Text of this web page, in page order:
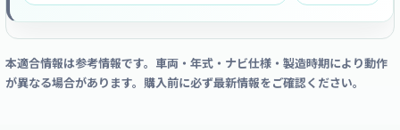
本適合情報は参考情報です。車両・年式・ナビ仕様・製造時期により動作
が異なる場合があります。購入前に必ず最新情報をご確認ください。